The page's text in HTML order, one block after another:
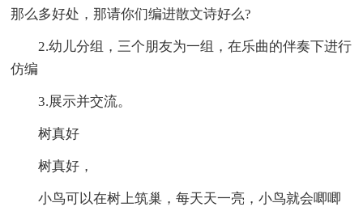
那么多好处，那请你们编进散文诗好么?
2.幼儿分组，三个朋友为一组，在乐曲的伴奏下进行
仿编
3.展示并交流。
树真好
树真好，
小鸟可以在树上筑巢，每天天一亮，小鸟就会唧唧